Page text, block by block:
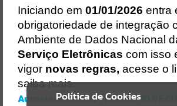
Resultados para""
PortaisPolítica de Cookies
Iniciando em 01/01/2026 entra
obrigatoriedade de integração
Ambiente de Dados Nacional
Serviço Eletrônicas com isso
vigor novas regras, acesse o
saiba mais.
Autoatendimento - MUNICIPIO DE
Gerenciamento do Sistema
CÓDIGO DA
Ocorreu um erro de script:
Uncaught SyntaxError: Unexpected token '('
https://guaraciaba.atende.net/cidadao/pagina/
41fea.js?v=83d4f602:47
Verificar Mais Detalhes